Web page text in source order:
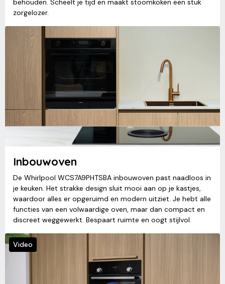
behouden. Scheelt je tijd en maakt stoomkoken een stuk
zorgelozer.
Inbouwoven
De Whirlpool WCS7A9PHTSBA inbouwoven past naadloos in
je keuken. Het strakke design sluit mooi aan op je kastjes,
waardoor alles er opgeruimd en modern uitziet. Je hebt alle
functies van een volwaardige oven, maar dan compact en
discreet weggewerkt. Bespaart ruimte en oogt stijlvol.
Video